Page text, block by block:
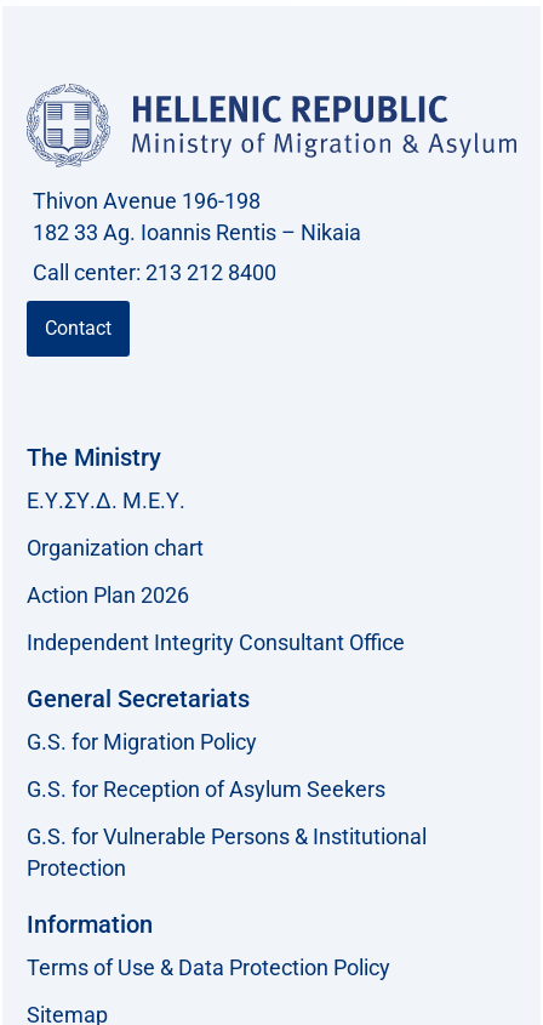
Thivon Avenue 196-198
182 33 Ag. Ioannis Rentis – Nikaia
Call center: 213 212 8400
Contact
The Ministry
Ε.Υ.ΣΥ.Δ. Μ.Ε.Υ.
Organization chart
Action Plan 2026
Independent Integrity Consultant Office
General Secretariats
G.S. for Migration Policy
G.S. for Reception of Asylum Seekers
G.S. for Vulnerable Persons & Institutional
Protection
Information
Terms of Use & Data Protection Policy
Sitemap